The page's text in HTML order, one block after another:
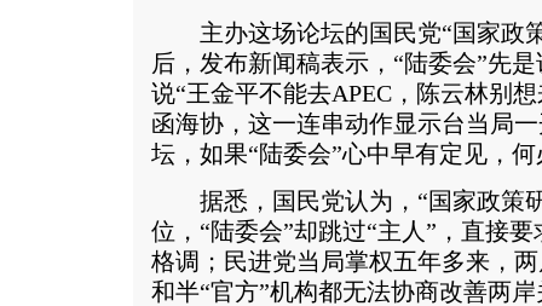
主办这场论坛的国民党“国家政
后，发布新闻稿表示，“陆委会”先
说“王金平不能去APEC，陈云林别
函海协，这一连串动作显示台当局
坛，如果“陆委会”心中早有定见，
据悉，国民党认为，“国家政策
位，“陆委会”却跳过“主人”，直接
格调；民进党当局掌权五年多来，
和半“官方”机构都无法协商改善两